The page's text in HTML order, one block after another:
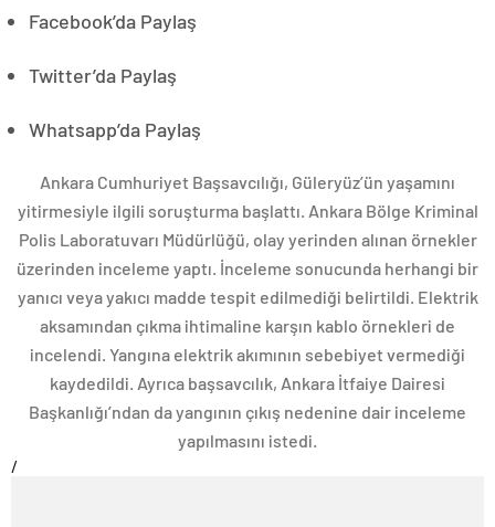
Facebook’da Paylaş
Twitter’da Paylaş
Whatsapp’da Paylaş
Ankara Cumhuriyet Başsavcılığı, Güleryüz’ün yaşamını
yitirmesiyle ilgili soruşturma başlattı. Ankara Bölge Kriminal
Polis Laboratuvarı Müdürlüğü, olay yerinden alınan örnekler
üzerinden inceleme yaptı. İnceleme sonucunda herhangi bir
yanıcı veya yakıcı madde tespit edilmediği belirtildi. Elektrik
aksamından çıkma ihtimaline karşın kablo örnekleri de
incelendi. Yangına elektrik akımının sebebiyet vermediği
kaydedildi. Ayrıca başsavcılık, Ankara İtfaiye Dairesi
Başkanlığı’ndan da yangının çıkış nedenine dair inceleme
yapılmasını istedi.
/